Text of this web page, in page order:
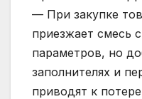
— При закупке
приезжает смесь
параметров, но
заполнителях и
приводят к